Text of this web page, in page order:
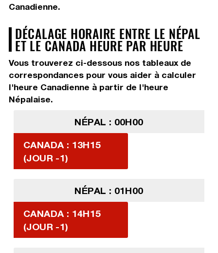
Canadienne.
DÉCALAGE HORAIRE ENTRE LE NÉPAL
ET LE CANADA HEURE PAR HEURE
Vous trouverez ci-dessous nos tableaux de
correspondances pour vous aider à calculer
l'heure Canadienne à partir de l'heure
Népalaise.
NÉPAL : 00H00
CANADA : 13H15
(JOUR -1)
NÉPAL : 01H00
CANADA : 14H15
(JOUR -1)